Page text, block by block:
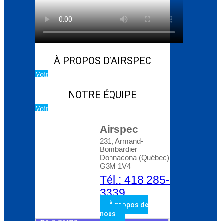
Blog d’Atlas Copco:
Comment choisir le bon
compresseur rotatif à
vis
À PROPOS D’AIRSPEC
Voir
NOTRE ÉQUIPE
Voir
Airspec
231, Armand-
Bombardier
Donnacona (Québec)
G3M 1V4
Tél.: 418 285-
3339
À propos de
nous